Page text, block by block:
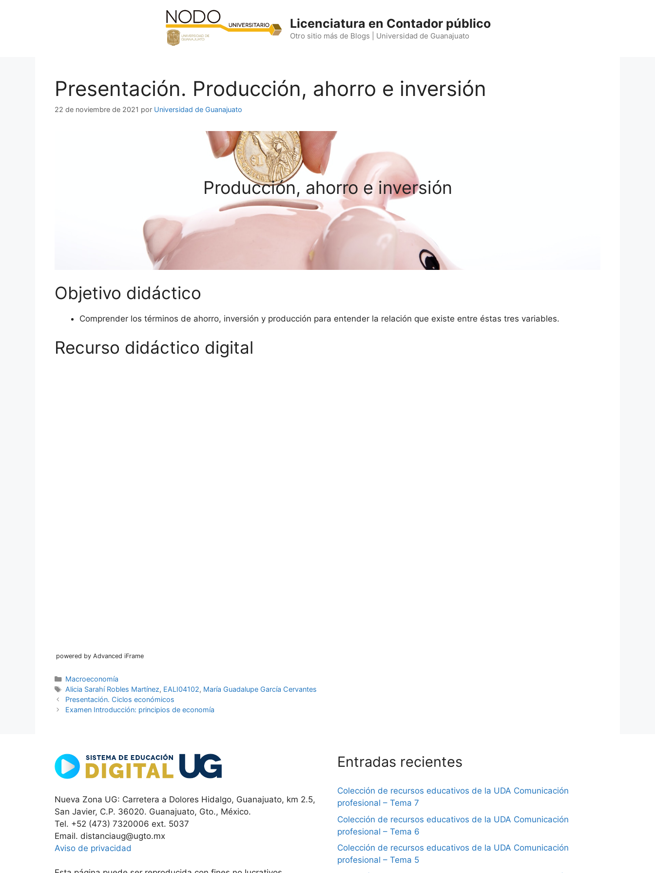
Licenciatura en Contador público
Otro sitio más de Blogs | Universidad de Guanajuato
Presentación. Producción, ahorro e inversión
22 de noviembre de 2021 por Universidad de Guanajuato
Producción, ahorro e inversión
Objetivo didáctico
Comprender los términos de ahorro, inversión y producción para entender la relación que existe entre éstas tres variables.
Recurso didáctico digital
powered by Advanced iFrame
Categorías
Macroeconomía
Etiquetas
Alicia Sarahí Robles Martínez, EALI04102, María Guadalupe García Cervantes
Presentación. Ciclos económicos
Examen Introducción: principios de economía
Nueva Zona UG: Carretera a Dolores Hidalgo, Guanajuato, km 2.5,
San Javier, C.P. 36020. Guanajuato, Gto., México.
Tel. +52 (473) 7320006 ext. 5037
Email. distanciaug@ugto.mx
Aviso de privacidad
Entradas recientes
Colección de recursos educativos de la UDA Comunicación
profesional – Tema 7
Colección de recursos educativos de la UDA Comunicación
profesional – Tema 6
Colección de recursos educativos de la UDA Comunicación
profesional – Tema 5